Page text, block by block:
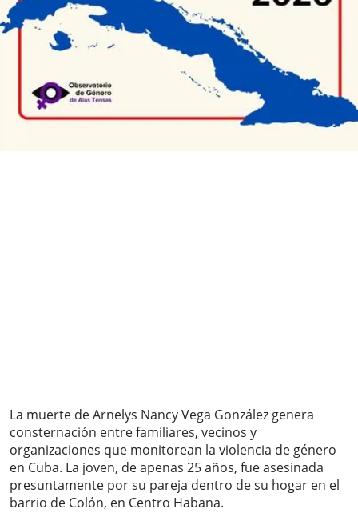
La muerte de Arnelys Nancy Vega González genera
consternación entre familiares, vecinos y
organizaciones que monitorean la violencia de género
en Cuba. La joven, de apenas 25 años, fue asesinada
presuntamente por su pareja dentro de su hogar en el
barrio de Colón, en Centro Habana.